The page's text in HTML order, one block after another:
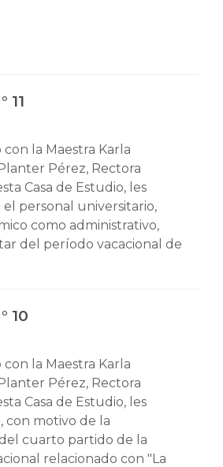
11
la Maestra Karla
Pérez, Rectora
Casa de Estudio, les
personal universitario,
como administrativo,
del período vacacional de
10
la Maestra Karla
Pérez, Rectora
Casa de Estudio, les
con motivo de la
cuarto partido de la
relacionado con "La